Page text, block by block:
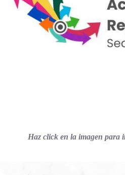
Haz click en la imagen para